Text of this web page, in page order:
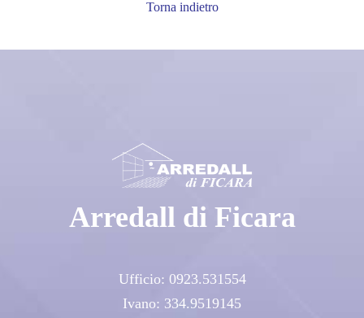
Torna indietro
Arredall di Ficara
Ufficio: 0923.531554
Ivano: 334.9519145